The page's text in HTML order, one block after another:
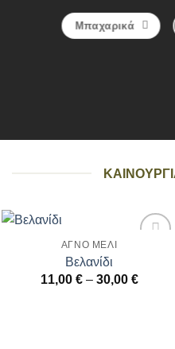
Μπαχαρικά
wishlist
ΑΓΝΟ ΜΕΛΙ
Βελανίδι
11,00 € – 30,00 €Price